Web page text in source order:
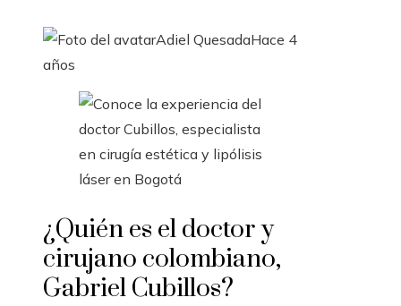
Adiel QuesadaHace 4
años
¿Quién es el doctor y
cirujano colombiano,
Gabriel Cubillos?